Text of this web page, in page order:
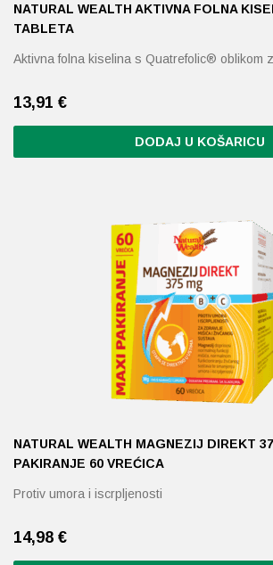
NATURAL WEALTH AKTIVNA FOLNA
TABLETA
Aktivna folna kiselina s Quatrefolic® oblikom
13,91 €
DODAJ U KOŠARICU
NATURAL WEALTH MAGNEZIJ DIREKT
PAKIRANJE 60 VREĆICA
Protiv umora i iscrpljenosti
14,98 €